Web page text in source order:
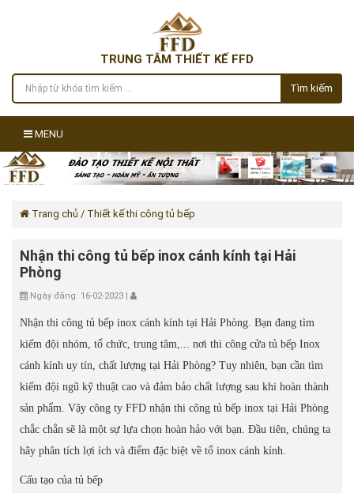
TRUNG TÂM THIẾT KẾ FFD
Tìm kiếm
MENU
Trang chủ / Thiết kế thi công tủ bếp
​​​​​​​Nhận thi công tủ bếp inox cánh kính tại Hải
Phòng
Ngày đăng: 16-02-2023 |
Nhận thi công tủ bếp inox cánh kính tại Hải Phòng. Bạn đang tìm
kiếm đội nhóm, tổ chức, trung tâm,... nơi thi công cửa tủ bếp Inox
cánh kính uy tín, chất lượng tại Hải Phòng? Tuy nhiên, bạn cần tìm
kiếm đội ngũ kỹ thuật cao và đảm bảo chất lượng sau khi hoàn thành
sản phẩm. Vậy công ty FFD nhận thi công tủ bếp inox tại Hải Phòng
chắc chắn sẽ là một sự lựa chọn hoàn hảo với bạn. Đầu tiên, chúng ta
hãy phân tích lợi ích và điểm đặc biệt về tổ inox cánh kính.
Cấu tạo của tủ bếp